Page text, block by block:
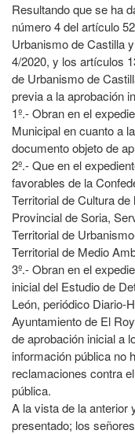
Resultando que se ha
número 4 del artículo
Urbanismo de Castilla
4/2020, y los artículos
de Urbanismo de
previa a la aprobación
1º.- Obran en el
Municipal en cuanto a
documento objeto de
2º.- Que en el
favorables de la
Territorial de Cultura
Provincial de Soria,
Territorial de
Territorial de Medio
3º.- Obran en el
inicial del Estudio de
León, periódico Diario-
Ayuntamiento de El
de aprobación inicial a
información pública no
reclamaciones contra
pública.
A la vista de la anterior
presentado; los